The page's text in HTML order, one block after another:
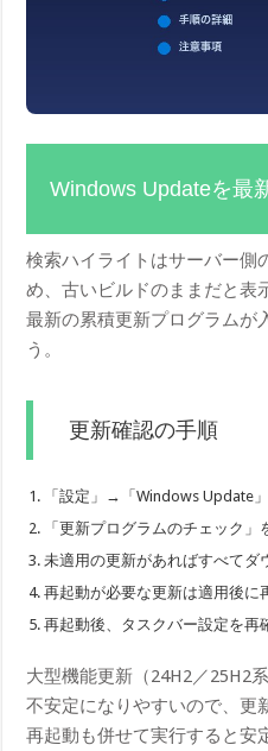
Windows Updateを最
検索ハイライトはサーバー側
め、古いビルドのままだと表
最新の累積更新プログラムが
う。
更新確認の手順
「設定」→「Windows Update」
「更新プログラムのチェック」
未適用の更新があればすべてダ
再起動が必要な更新は適用後に
再起動後、タスクバー設定を再
大型機能更新（24H2／25H2
不安定になりやすいので、更
再起動も併せて実行すると安